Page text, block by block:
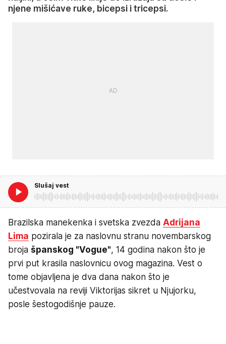
njene mišićave ruke, bicepsi i tricepsi.
Slušaj vest
Brazilska manekenka i svetska zvezda Adrijana
Lima pozirala je za naslovnu stranu novembarskog
broja španskog "Vogue", 14 godina nakon što je
prvi put krasila naslovnicu ovog magazina. Vest o
tome objavljena je dva dana nakon što je
učestvovala na reviji Viktorijas sikret u Njujorku,
posle šestogodišnje pauze.